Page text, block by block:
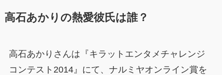
高石あかりの熱愛彼氏は誰？
高石あかりさんは『キラットエンタメチャレンジ
コンテスト2014』にて、ナルミヤオンライン賞を